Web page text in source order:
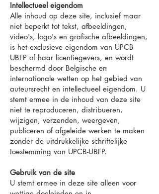
Intellectueel eigendom
Alle inhoud op deze site, inclusief maar
niet beperkt tot tekst, afbeeldingen,
video's, logo's en grafische afbeeldingen,
is het exclusieve eigendom van UPCB-
UBFP of haar licentiegevers, en wordt
beschermd door Belgische en
internationale wetten op het gebied van
auteursrecht en intellectueel eigendom. U
stemt ermee in de inhoud van deze site
niet te reproduceren, distribueren,
wijzigen, verzenden, weergeven,
publiceren of afgeleide werken te maken
zonder de uitdrukkelijke schriftelijke
toestemming van UPCB-UBFP.
Gebruik van de site
U stemt ermee in deze site alleen voor